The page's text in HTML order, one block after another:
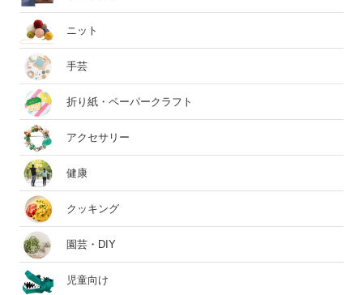
ニット
手芸
折り紙・ペーパークラフト
アクセサリー
健康
クッキング
園芸・DIY
児童向け